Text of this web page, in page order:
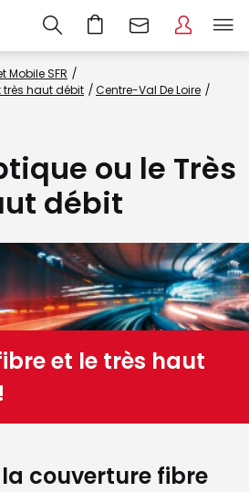
Mobile SFR
très haut débit
Centre-Val De Loire
ou le Très
débit
et le très haut
couverture fibre